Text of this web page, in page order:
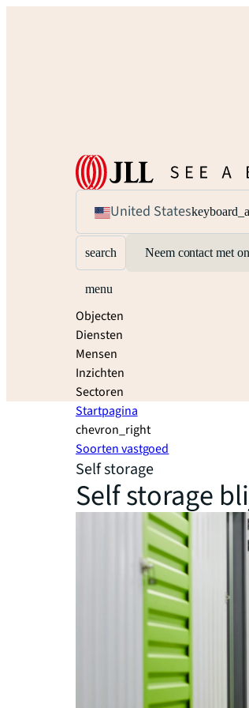
United States
search Neem contact met
menu
Objecten
Diensten
Mensen
Inzichten
Sectoren
Startpagina
chevron_right
Soorten vastgoed
Self storage
Self storage